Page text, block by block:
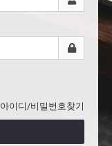
아이디/비밀번호찾기